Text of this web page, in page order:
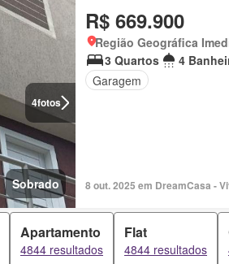
4fotos
Sobrado
R$ 669.900
Região Geográfica
3 Quartos
4
Garagem
8 out. 2025 em DreamCasa -
Apartamento
4844 resultados
Flat
4844 resultados